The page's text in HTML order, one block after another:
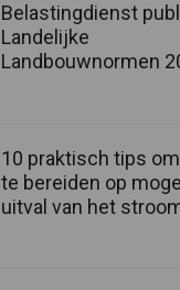
Belastingdienst
Landelijke
Landbouwnormen
10 praktisch tips
te bereiden op
uitval van het